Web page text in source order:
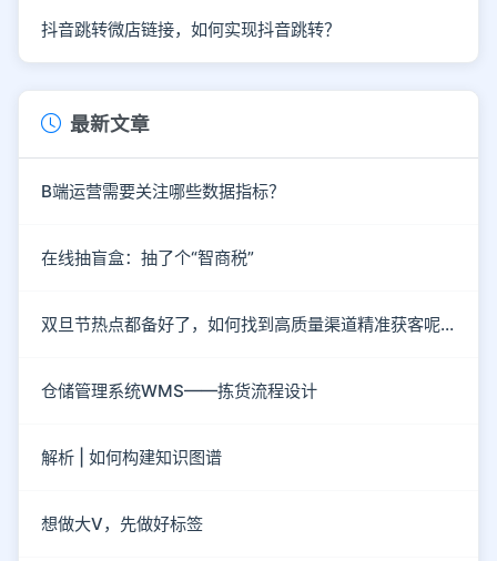
抖音跳转微店链接，如何实现抖音跳转？
最新文章
B端运营需要关注哪些数据指标？
在线抽盲盒：抽了个“智商税”
双旦节热点都备好了，如何找到高质量渠道精准获客呢？
仓储管理系统WMS——拣货流程设计
解析 | 如何构建知识图谱
想做大V，先做好标签